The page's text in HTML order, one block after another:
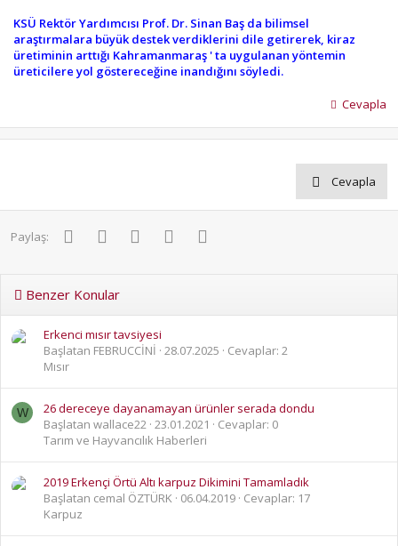
KSÜ Rektör Yardımcısı Prof. Dr. Sinan Baş da bilimsel
araştırmalara büyük destek verdiklerini dile getirerek, kiraz
üretiminin arttığı Kahramanmaraş ' ta uygulanan yöntemin
üreticilere yol göstereceğine inandığını söyledi.
Cevapla
Cevapla
Paylaş: FacebookTwitter PinterestWhatsApp
Benzer Konular
Erkenci mısır tavsiyesi
Başlatan FEBRUCCİNİ 28.07.2025
Cevaplar: 2
Mısır
W
26 dereceye dayanamayan ürünler serada dondu
Başlatan wallace22 23.01.2021
Cevaplar: 0
Tarım ve Hayvancılık Haberleri
2019 Erkençi Örtü Altı karpuz Dikimini Tamamladık
Başlatan cemal ÖZTÜRK
06.04.2019 Cevaplar: 17
Karpuz